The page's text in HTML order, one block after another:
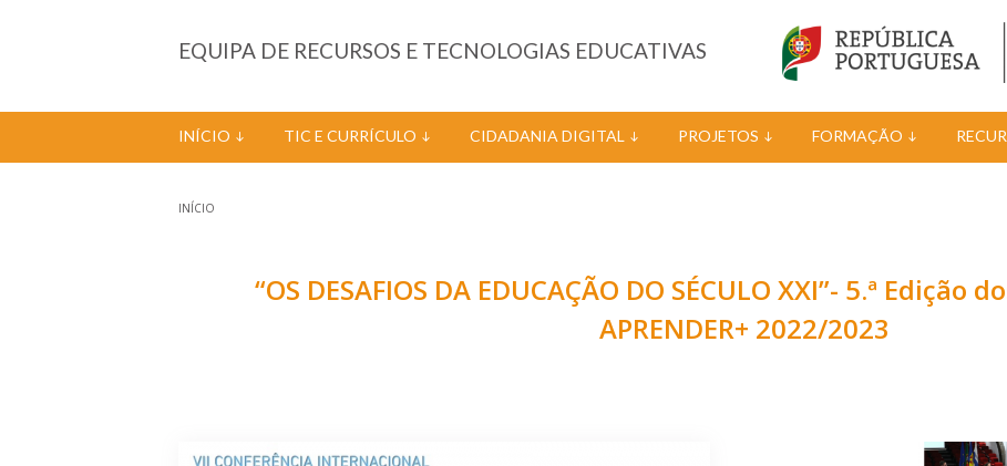
EQUIPA DE RECURSOS E TECNOLOGIAS EDUCATIVAS
INÍCIO TIC E CURRÍCULO CIDADANIA DIGITAL PROJETOS FORMAÇÃO
INÍCIO
“OS DESAFIOS DA EDUCAÇÃO DO SÉCULO XXI”- 5.ª Edição
APRENDER+ 2022/2023